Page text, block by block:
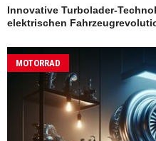
Innovative Turbolader-
elektrischen
MOTORRAD